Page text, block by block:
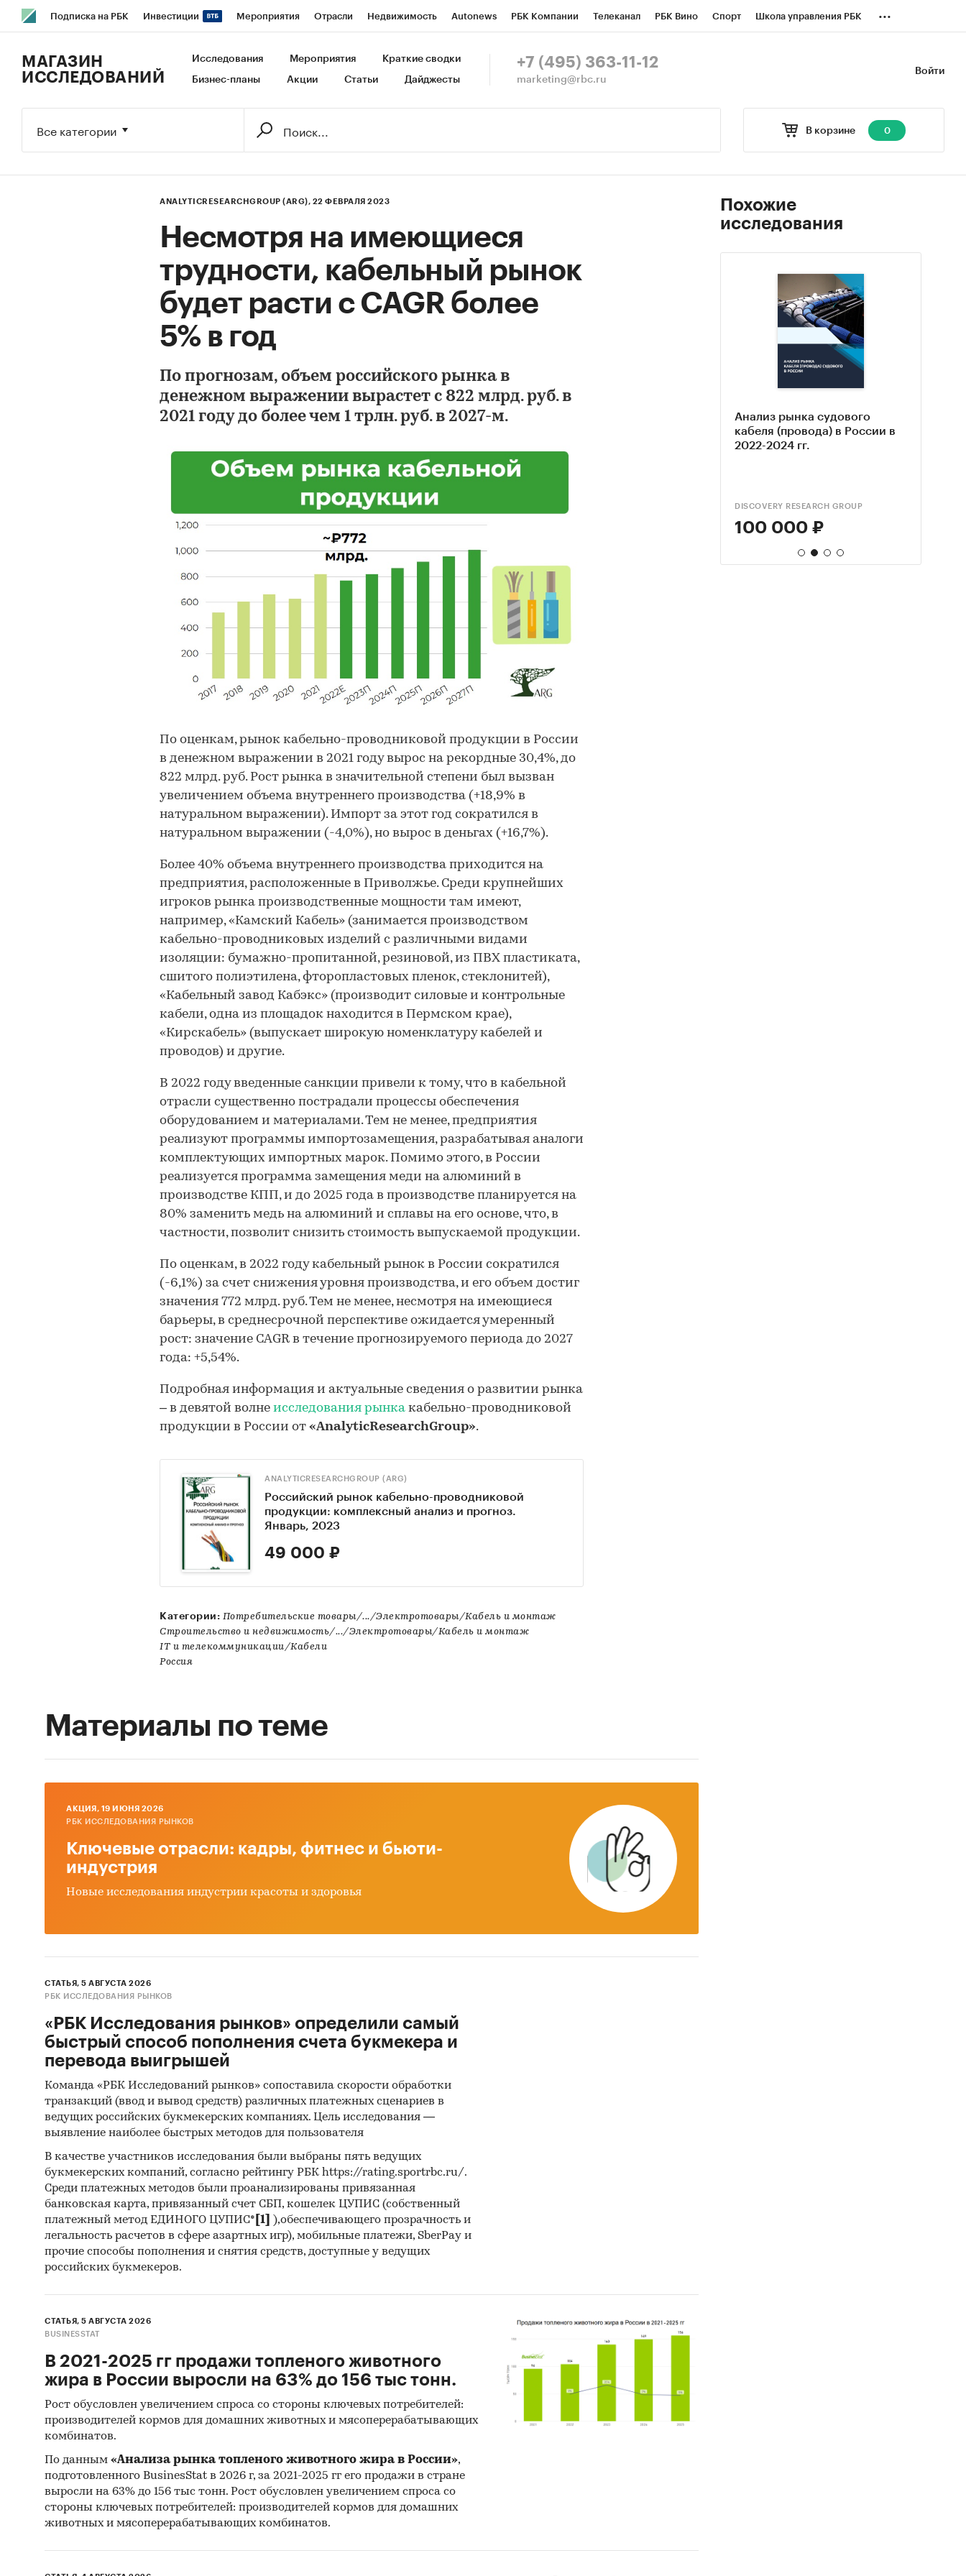
Подписка на РБК Инвестиции Мероприятия Отрасли Недвижимость Autonews РБК Компании Телеканал РБК Вино Спорт Школа управления РБК
Исследования Кредитные рейтинги Франшизы Газета Спецпроекты СПб Конференции СПб Спецпроекты
...
Войти
МАГАЗИН
ИССЛЕДОВАНИЙ
Исследования Мероприятия Краткие сводки
Бизнес-планы Акции Статьи Дайджесты
+7 (495) 363-11-12
marketing@rbc.ru
В корзине 0
Все категории
ANALYTICRESEARCHGROUP (ARG), 22 ФЕВРАЛЯ 2023
Несмотря на имеющиеся
трудности, кабельный рынок
будет расти с CAGR более
5% в год
По прогнозам, объем российского рынка в
денежном выражении вырастет с 822 млрд. руб. в
2021 году до более чем 1 трлн. руб. в 2027-м.
По оценкам, рынок кабельно-проводниковой продукции в России
в денежном выражении в 2021 году вырос на рекордные 30,4%, до
822 млрд. руб. Рост рынка в значительной степени был вызван
увеличением объема внутреннего производства (+18,9% в
натуральном выражении). Импорт за этот год сократился в
натуральном выражении (-4,0%), но вырос в деньгах (+16,7%).
Более 40% объема внутреннего производства приходится на
предприятия, расположенные в Приволжье. Среди крупнейших
игроков рынка производственные мощности там имеют,
например, «Камский Кабель» (занимается производством
кабельно-проводниковых изделий с различными видами
изоляции: бумажно-пропитанной, резиновой, из ПВХ пластиката,
сшитого полиэтилена, фторопластовых пленок, стеклонитей),
«Кабельный завод Кабэкс» (производит силовые и контрольные
кабели, одна из площадок находится в Пермском крае),
«Кирскабель» (выпускает широкую номенклатуру кабелей и
проводов) и другие.
В 2022 году введенные санкции привели к тому, что в кабельной
отрасли существенно пострадали процессы обеспечения
оборудованием и материалами. Тем не менее, предприятия
реализуют программы импортозамещения, разрабатывая аналоги
комплектующих импортных марок. Помимо этого, в России
реализуется программа замещения меди на алюминий в
производстве КПП, и до 2025 года в производстве планируется на
80% заменить медь на алюминий и сплавы на его основе, что, в
частности, позволит снизить стоимость выпускаемой продукции.
По оценкам, в 2022 году кабельный рынок в России сократился
(-6,1%) за счет снижения уровня производства, и его объем достиг
значения 772 млрд. руб. Тем не менее, несмотря на имеющиеся
барьеры, в среднесрочной перспективе ожидается умеренный
рост: значение CAGR в течение прогнозируемого периода до 2027
года: +5,54%.
Подробная информация и актуальные сведения о развитии рынка
– в девятой волне исследования рынка кабельно-проводниковой
продукции в России от «AnalyticResearchGroup».
ANALYTICRESEARCHGROUP (ARG)
Российский рынок кабельно-проводниковой
продукции: комплексный анализ и прогноз.
Январь, 2023
49 000 ₽
Категории: Потребительские товары/.../Электротовары/Кабель и монтаж
Строительство и недвижимость/.../Электротовары/Кабель и монтаж
IT и телекоммуникации/Кабели
Россия
Похожие
исследования
Анализ рынка судового
кабеля (провода) в России в
2022-2024 гг.
DISCOVERY RESEARCH GROUP
100 000 ₽
Материалы по теме
AКЦИЯ, 19 ИЮНЯ 2026
РБК ИССЛЕДОВАНИЯ РЫНКОВ
Ключевые отрасли: кадры, фитнес и бьюти-
индустрия
Новые исследования индустрии красоты и здоровья
СТАТЬЯ, 5 АВГУСТА 2026
РБК ИССЛЕДОВАНИЯ РЫНКОВ
«РБК Исследования рынков» определили самый
быстрый способ пополнения счета букмекера и
перевода выигрышей
Команда «РБК Исследований рынков» сопоставила скорости обработки
транзакций (ввод и вывод средств) различных платежных сценариев в
ведущих российских букмекерских компаниях. Цель исследования —
выявление наиболее быстрых методов для пользователя
В качестве участников исследования были выбраны пять ведущих
букмекерских компаний, согласно рейтингу РБК https://rating.sportrbc.ru/.
Среди платежных методов были проанализированы привязанная
банковская карта, привязанный счет СБП, кошелек ЦУПИС (собственный
платежный метод ЕДИНОГО ЦУПИС* [1]
),обеспечивающего прозрачность и
легальность расчетов в сфере азартных игр), мобильные платежи, SberPay и
прочие способы пополнения и снятия средств, доступные у ведущих
российских букмекеров.
СТАТЬЯ, 5 АВГУСТА 2026
BUSINESSTAT
В 2021-2025 гг продажи топленого животного
жира в России выросли на 63% до 156 тыс тонн.
Рост обусловлен увеличением спроса со стороны ключевых потребителей:
производителей кормов для домашних животных и мясоперерабатывающих
комбинатов.
По данным «Анализа рынка топленого животного жира в России»,
подготовленного BusinesStat в 2026 г, за 2021-2025 гг его продажи в стране
выросли на 63% до 156 тыс тонн. Рост обусловлен увеличением спроса со
стороны ключевых потребителей: производителей кормов для домашних
животных и мясоперерабатывающих комбинатов.